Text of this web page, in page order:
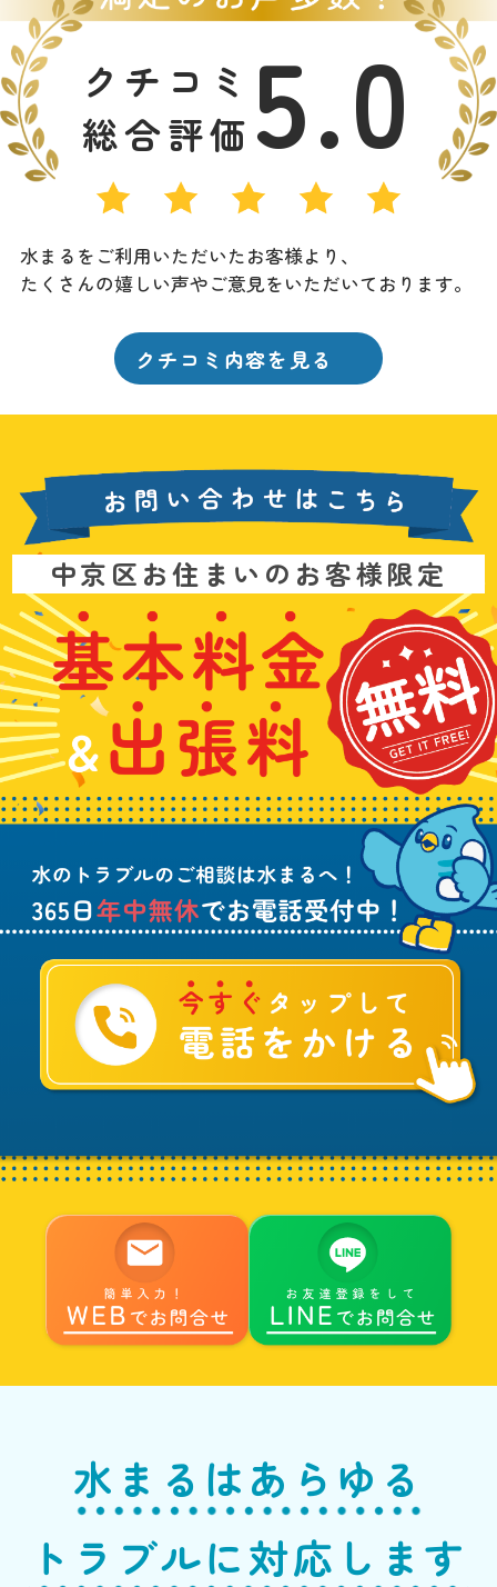
クチコミ
総合評価 5.0
水まるをご利用いただいたお客様より、
たくさんの嬉しい声やご意見をいただいております。
クチコミ内容を見る
合
わ
せ
は
こ
ち
ら
中京区お住まいのお客様限定
本
料
金
&
出
張
料
無
料
漏
れ
や
詰
ま
り
、
水
の
ラ
ブ
6
日
年
中
無
休
で
お
話
受
水まるはあらゆる
トラブルに対応します